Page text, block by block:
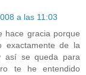
a las 11:03
hace gracia porque
exactamente de la
así se queda para
te he entendido